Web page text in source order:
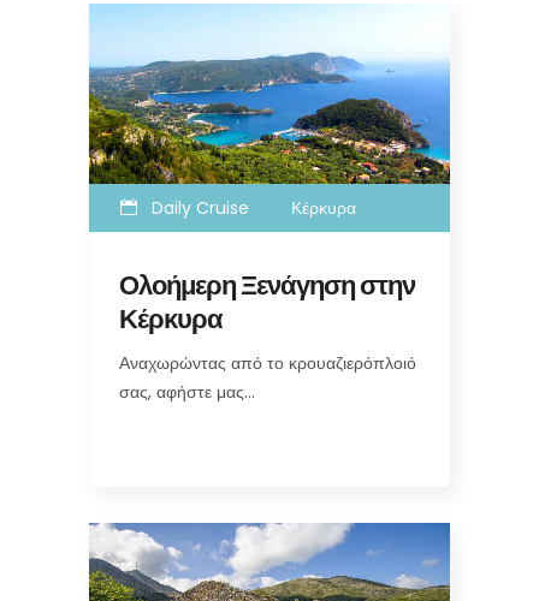
Daily Cruise Κέρκυρα
Ολοήμερη Ξενάγηση στην
Κέρκυρα
Αναχωρώντας από το κρουαζιερόπλοιό
σας, αφήστε μας…